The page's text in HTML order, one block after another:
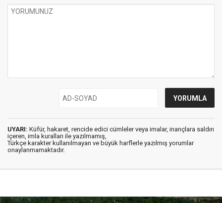
UYARI: Küfür, hakaret, rencide edici cümleler veya imalar, inançlara saldırı
içeren, imla kuralları ile yazılmamış,
Türkçe karakter kullanılmayan ve büyük harflerle yazılmış yorumlar
onaylanmamaktadır.